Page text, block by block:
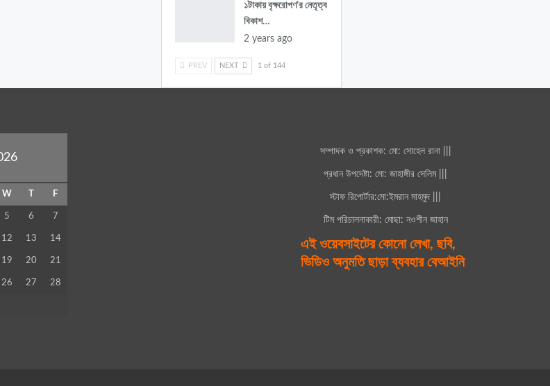
১টাকায় বৃক্ষরোপণ’র নেতৃত্ব
বিকাশ…
2 years ago
PREV NEXT 1 of 144
W F
5 6 7
12 13 14
19 20 21
26 27 28
সম্পাদক ও প্রকাশক: মো: সোহেল রানা |||
প্রধান উপদেষ্টা: মো: জাহাঙ্গীর সেলিম |||
স্টাফ রিপোর্টার:মো:ইমরান মাহমুদ |||
টিম পরিচালনাকারী: মোছা: নওশীন জাহান
এই ওয়েবসাইটের কোনো লেখা, ছবি,
ভিডিও অনুমতি ছাড়া ব্যবহার বেআইনি